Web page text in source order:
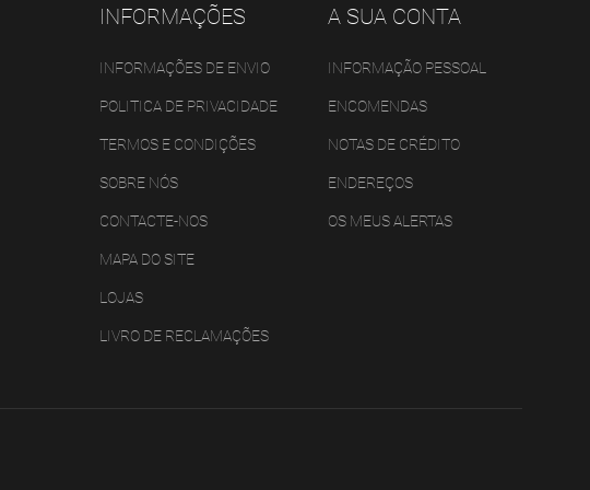
INFORMAÇÕES
INFORMAÇÕES DE ENVIO
POLITICA DE PRIVACIDADE
TERMOS E CONDIÇÕES
SOBRE NÓS
CONTACTE-NOS
MAPA DO SITE
LOJAS
LIVRO DE RECLAMAÇÕES
A SUA CONTA
INFORMAÇÃO PESSOAL
ENCOMENDAS
NOTAS DE CRÉDITO
ENDEREÇOS
OS MEUS ALERTAS